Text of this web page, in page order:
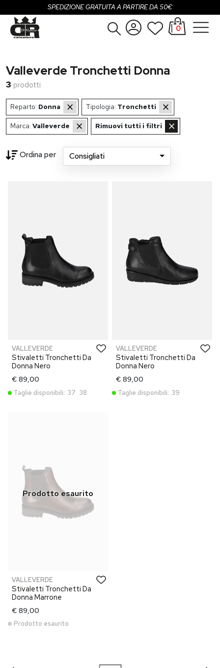
SPEDIZIONE GRATUITA A PARTIRE DA 50€
Uomo
Bambina
Bambino
Registrati
0
Valleverde Tronchetti Donna
3 prodotti
Reparto: Donna × Tipologia: Tronchetti ×
Marca: Valleverde × Rimuovi tutti i filtri ×
Ordina per Consigliati
VALLEVERDE
Stivaletti Tronchetti Da
Donna Nero
€ 89,00
Taglie disponibili: 37 38
VALLEVERDE
Stivaletti Tronchetti Da
Donna Nero
€ 89,00
Taglie disponibili: 39
VALLEVERDE
Stivaletti Tronchetti Da
Donna Marrone
€ 89,00
Prodotto esaurito